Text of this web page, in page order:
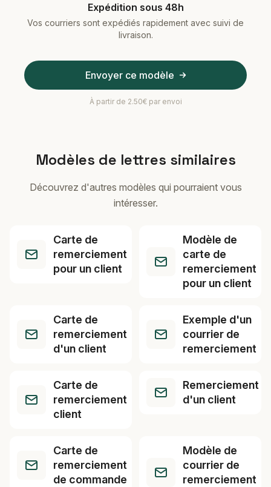
Expédition sous 48h
Vos courriers sont expédiés rapidement avec suivi de
livraison.
Envoyer ce modèle
À partir de 2.50€ par envoi
Modèles de lettres similaires
Découvrez d'autres modèles qui pourraient vous
intéresser.
Carte de
remerciement
pour un client
Modèle de
carte de
remerciement
pour un client
Carte de
remerciement
d'un client
Exemple d'un
courrier de
remerciement
Carte de
remerciement
client
Remerciement
d'un client
Carte de
remerciement
de commande
Modèle de
courrier de
remerciement